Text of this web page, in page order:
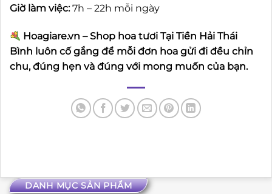
DANH MỤC SẢN PHẨM
Giờ làm việc:7h – 22h mỗi ngày
Hoagiare.vn – Shop hoa tươi Tại Tiền Hải Thái
Bình luôn cố gắng để mỗi đơn hoa gửi đi đều chỉn
chu, đúng hẹn và đúng với mong muốn của bạn.